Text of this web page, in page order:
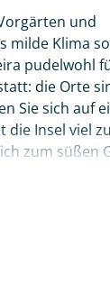
und
milde Klima
pudelwohl
die Orte
Sie sich auf
Insel viel
zum süßen
zunächst